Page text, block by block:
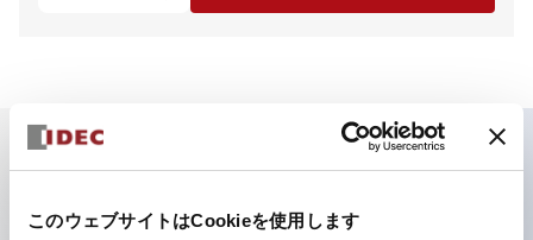
このウェブサイトはCookieを使用します